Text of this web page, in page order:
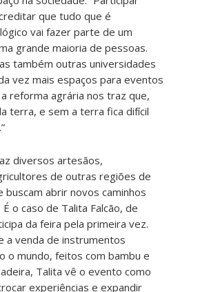
que tudo que é
vai fazer parte de um
grande maioria de pessoas.
também outras universidades
vez mais espaços para eventos
reforma agrária nos traz que,
terra, e sem a terra fica difícil
diversos artesãos,
de outras regiões de
buscam abrir novos caminhos
o caso de Talita Falcão, de
da feira pela primeira vez.
a venda de instrumentos
o mundo, feitos com bambu e
Talita vê o evento como
experiências e expandir